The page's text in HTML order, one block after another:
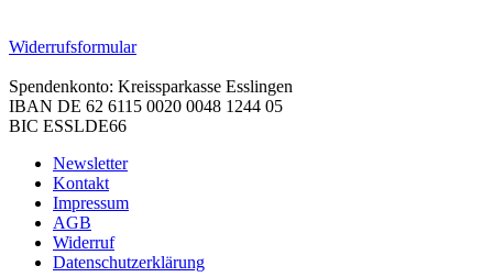
Widerrufsformular
Spendenkonto: Kreissparkasse Esslingen
IBAN DE 62 6115 0020 0048 1244 05
BIC ESSLDE66
Newsletter
Kontakt
Impressum
AGB
Widerruf
Datenschutzerklärung